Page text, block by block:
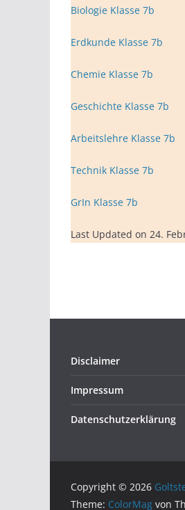
Biologie Klasse 7b
Erdkunde Klasse 7b
Chemie Klasse 7b
Geschichte Klasse 7b
Arbeitslehre Klasse 7b
Technik Klasse 7b
GrIn Klasse 7b
Last Updated on 24.
Disclaimer
Impressum
Datenschutzerklärung
Copyright © 2026
Theme: ColorMag von